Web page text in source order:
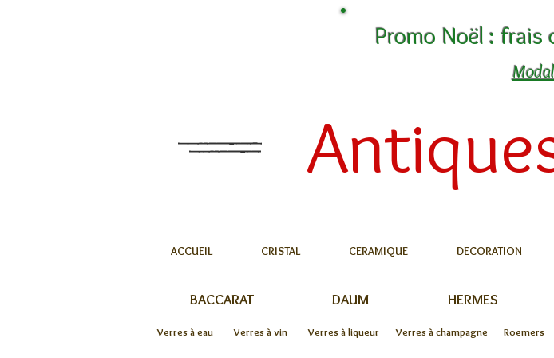
Promo Noël :
ACCUEIL CRISTAL CERAMIQUE DECORATION
BACCARAT DAUM HERMES
Verres à eau Verres à vin Verres à liqueur Verres à champagne Roemers